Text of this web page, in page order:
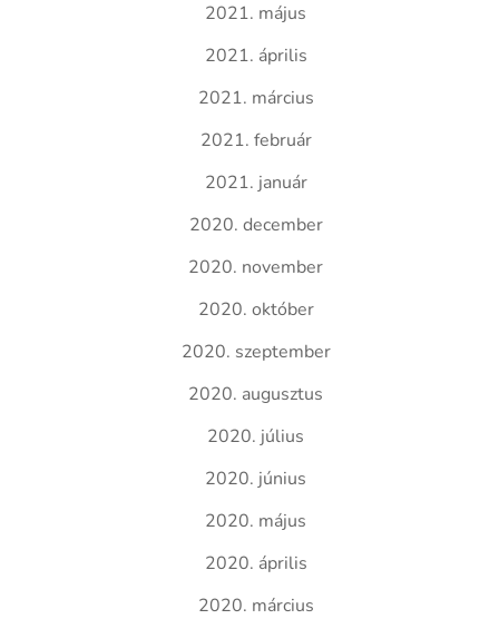
2021. május
2021. április
2021. március
2021. február
2021. január
2020. december
2020. november
2020. október
2020. szeptember
2020. augusztus
2020. július
2020. június
2020. május
2020. április
2020. március